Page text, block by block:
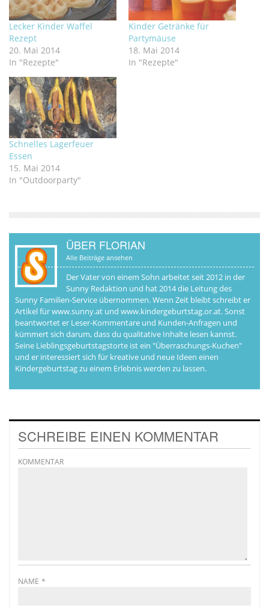
Lecker Kinder Waffel
Rezept
20. Mai 2014
In "Rezepte"
Kinder Getränke für
Partymäuse
18. Mai 2014
In "Rezepte"
Schnelles Lagerfeuer
Essen
15. Mai 2014
In "Outdoorparty"
ÜBER FLORIAN
Alle Beiträge ansehen
Der Vater von einem Sohn arbeitet seit 2012 in der
Sunny Redaktion und hat 2014 die Leitung des
Sunny Familien-Service übernommen. Wenn Zeit bleibt schreibt er
Artikel für www.sunny.at und www.kindergeburtstag.or.at. Sonst
beantwortet er Leser-Kommentare und Kunden-Anfragen und
kümmert sich darum, dass du qualitative Inhalte lesen kannst.
Seine Lieblingsgeburtstagstorte ist ein "Überraschungs-Kuchen"
und er interessiert sich für kreative und neue Ideen einen
Kindergeburtstag zu einem Erlebnis werden zu lassen.
SCHREIBE EINEN KOMMENTAR
KOMMENTAR
NAME *